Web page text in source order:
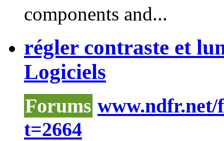
components and...
régler contraste et
Logiciels
Forums www.ndfr.net/
t=2664